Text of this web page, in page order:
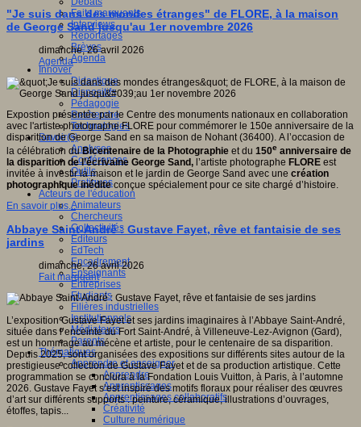
Faits marquants
Interviews
Reportages
Brèves
Agenda
Innover
Didactique
Dispositifs
Pédagogie
Recherche
Technologies
Savoir(s)
Analyses
Conférences
Outils
Pratiques
Acteurs de l'éducation
Animateurs
Chercheurs
Collectivités
Editeurs
EdTech
Encadrement
Enseignants
Entreprises
Etudiants
Filières industrielles
Institutionnels
Médiateurs
Parents
Thématiques
Apprendre et enseigner
Apprendre
Apprentissages
Apprentissages collaboratifs
Créativité
Culture numérique
"Je suis dans des mondes étranges" de FLORE, à la maison
de George Sand jusqu'au 1er novembre 2026
dimanche, 26 avril 2026
Agenda
Expostion présentée par le Centre des monuments nationaux en collaboration
avec l'artiste photographe FLORE pour commémorer le 150e anniversaire de la
disparition de George Sand en sa maison de Nohant (36400). A l’occasion de
la célébration duBicentenaire de la Photographie et du 150e anniversaire de
la disparition de l’écrivaine George Sand, l’artiste photographe FLORE est
invitée à investir la maison et le jardin de George Sand avec une création
photographique inéditeconçue spécialement pour ce site chargé d’histoire.
En savoir plus...
Abbaye Saint-André : Gustave Fayet, rêve et fantaisie de ses
jardins
dimanche, 26 avril 2026
Fait marquant
L’exposition Gustave Fayet et ses jardins imaginaires à l’Abbaye Saint-André,
située dans l’enceinte du Fort Saint-André, à Villeneuve-Lez-Avignon (Gard),
est un hommage au mécène et artiste, pour le centenaire de sa disparition.
Depuis 2025, sont organisées des expositions sur différents sites autour de la
prestigieuse collection de Gustave Fayet et de sa production artistique. Cette
programmation se conclura à la Fondation Louis Vuitton, à Paris, à l’automne
2026. Gustave Fayet s’est inspiré des motifs floraux pour réaliser des œuvres
d’art sur différents supports : peinture, céramique, illustrations d’ouvrages,
étoffes, tapis...